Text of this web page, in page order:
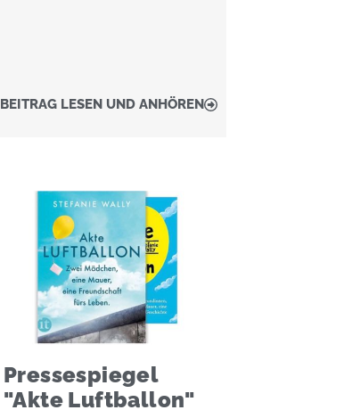
BEITRAG LESEN UND ANHÖREN
Pressespiegel
"Akte Luftballon"